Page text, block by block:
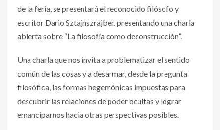
de la feria, se presentará el reconocido filósofo y
escritor Dario Sztajnszrajber, presentando una charla
abierta sobre “La filosofía como deconstrucción”.
Una charla que nos invita a problematizar el sentido
común de las cosas y a desarmar, desde la pregunta
filosófica, las formas hegemónicas impuestas para
descubrir las relaciones de poder ocultas y lograr
emanciparnos hacia otras perspectivas posibles.